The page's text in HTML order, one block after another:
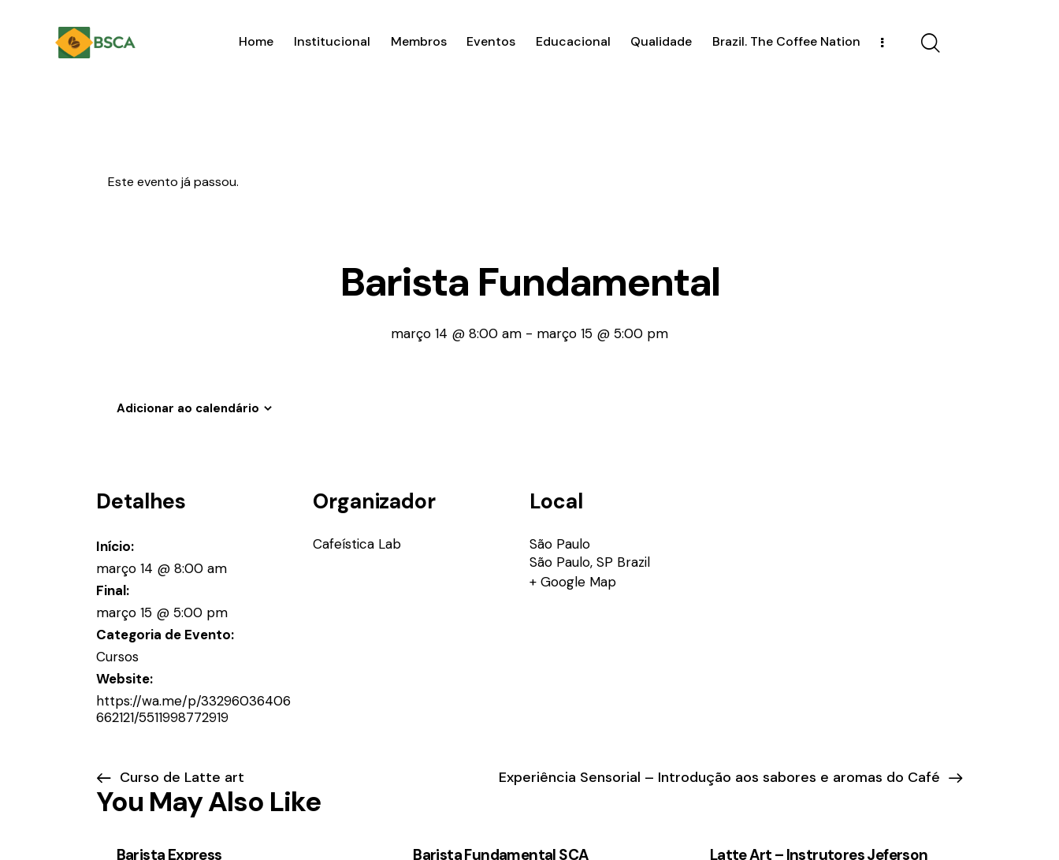
Home Institucional Membros Eventos Educacional Qualidade Brazil. The Coffee Nation
Este evento já passou.
Barista Fundamental
março 14 @ 8:00 am - março 15 @ 5:00 pm
Adicionar ao calendário
Detalhes
Início:
março 14 @ 8:00 am
Final:
março 15 @ 5:00 pm
Categoria de Evento:
Cursos
Website:
https://wa.me/p/33296036406
662121/5511998772919
Organizador
Cafeística Lab
Local
São Paulo
São Paulo, SP Brazil
+ Google Map
Curso de Latte art Experiência Sensorial – Introdução aos sabores e aromas do Café
You May Also Like
Barista Express Barista Fundamental SCA
Latte Art – Instrutores Jeferson